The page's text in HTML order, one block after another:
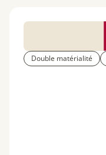
Double matérialité